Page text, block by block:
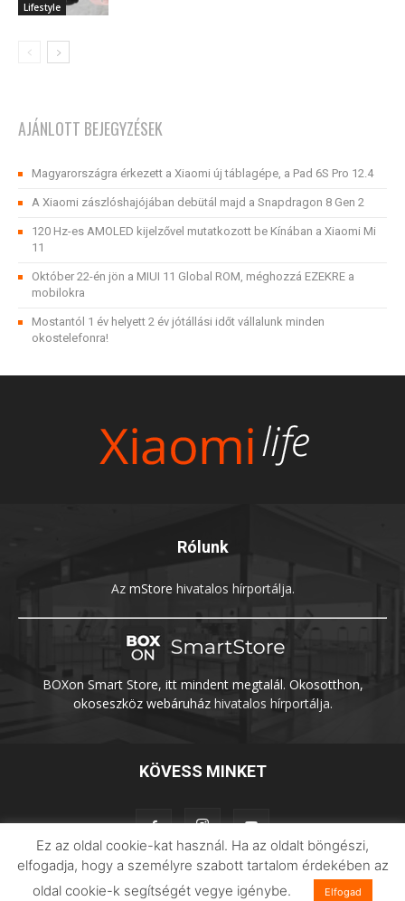
Lifestyle
AJÁNLOTT BEJEGYZÉSEK
Magyarországra érkezett a Xiaomi új táblagépe, a Pad 6S Pro 12.4
A Xiaomi zászlóshajójában debütál majd a Snapdragon 8 Gen 2
120 Hz-es AMOLED kijelzővel mutatkozott be Kínában a Xiaomi Mi
11
Október 22-én jön a MIUI 11 Global ROM, méghozzá EZEKRE a
mobilokra
Mostantól 1 év helyett 2 év jótállási időt vállalunk minden
okostelefonra!
Rólunk
Az mStore hivatalos hírportálja.
BOXon Smart Store, itt mindent megtalál. Okosotthon,
okoseszköz webáruházhivatalos hírportálja.
KÖVESS MINKET
Adatvédelem Impresszum Imilab
Ez az oldal cookie-kat használ. Ha az oldalt böngészi,
elfogadja, hogy a személyre szabott tartalom érdekében az
oldal cookie-k segítségét vegye igénybe.
Elfogad